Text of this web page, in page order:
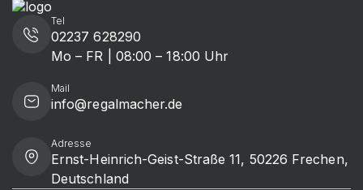
Tel
02237 628290
Mo – FR | 08:00 – 18:00 Uhr
Mail
info@regalmacher.de
Adresse
Ernst-Heinrich-Geist-Straße 11, 50226 Frechen,
Deutschland